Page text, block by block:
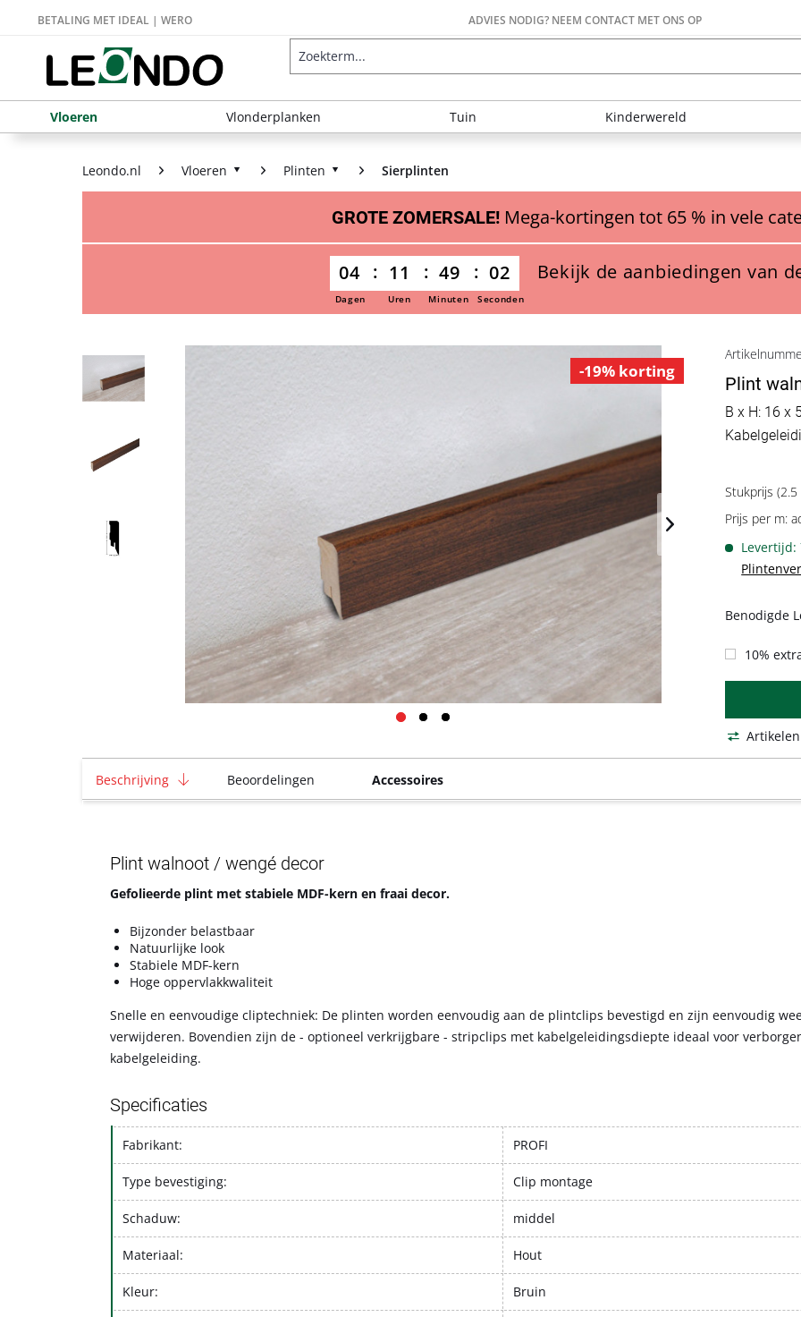
BETALING MET IDEAL | WERO ADVIES NODIG? NEEM CONTACT MET ONS OP
Vloeren Vlonderplanken Tuin Kinderwereld
Leondo.nl Vloeren Plinten Sierplinten
GROTE ZOMERSALE! Mega-kortingen tot 65 % in vele
04 11 49 00
Dagen Uren Minuten Seconden
Bekijk de aanbiedingen van
-19% korting
Plint
B x H: 16 x
Stukprijs (2.5
Prijs per m:
Levertijd:
Benodigde
10%
Beschrijving Beoordelingen Accessoires
Plint walnoot / wengé decor
Gefolieerde plint met stabiele MDF-kern en fraai decor.
Bijzonder belastbaar
Natuurlijke look
Stabiele MDF-kern
Hoge oppervlakkwaliteit
Snelle en eenvoudige cliptechniek: De plinten worden eenvoudig aan de plintclips bevestigd en zijn eenvoudig
verwijderen. Bovendien zijn de - optioneel verkrijgbare - stripclips met kabelgeleidingsdiepte ideaal voor
kabelgeleiding.
Specificaties
Fabrikant: PROFI
Type bevestiging: Clip montage
Schaduw: middel
Materiaal: Hout
Kleur: Bruin